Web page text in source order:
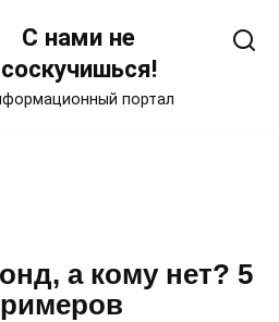
С нами не
соскучишься!
портал
а кому нет? 5